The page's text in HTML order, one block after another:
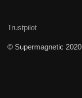
Trustpilot
© Supermagnetic 2020